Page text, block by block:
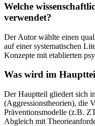
Welche
verwendet?
Der Autor wählte einen
auf einer systematischen
Konzepte mit etablierten
Was wird im
Der Hauptteil gliedert sich
(Aggressionstheorien), die
Präventionsmodelle (z.B.
Abgleich mit